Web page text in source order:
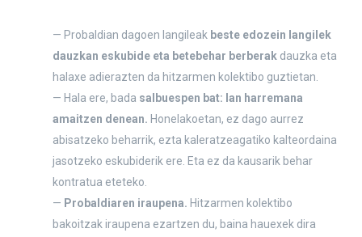
— Probaldian dagoen langileak beste edozein langilek
dauzkan eskubide eta betebehar berberak dauzka eta
halaxe adierazten da hitzarmen kolektibo guztietan.
— Hala ere, bada salbuespen bat: lan harremana
amaitzen denean. Honelakoetan, ez dago aurrez
abisatzeko beharrik, ezta kaleratzeagatiko kalteordaina
jasotzeko eskubiderik ere. Eta ez da kausarik behar
kontratua eteteko.
— Probaldiaren iraupena. Hitzarmen kolektibo
bakoitzak iraupena ezartzen du, baina hauexek dira